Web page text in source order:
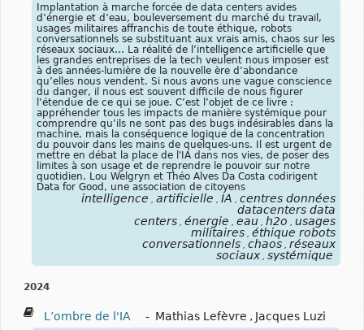
Implantation à marche forcée de data centers avides
d’énergie et d’eau, bouleversement du marché du travail,
usages militaires affranchis de toute éthique, robots
conversationnels se substituant aux vrais amis, chaos sur les
réseaux sociaux… La réalité de l’intelligence artificielle que
les grandes entreprises de la tech veulent nous imposer est
à des années-lumière de la nouvelle ère d’abondance
qu’elles nous vendent. Si nous avons une vague conscience
du danger, il nous est souvent difficile de nous figurer
l’étendue de ce qui se joue. C’est l’objet de ce livre :
appréhender tous les impacts de manière systémique pour
comprendre qu’ils ne sont pas des bugs indésirables dans la
machine, mais la conséquence logique de la concentration
du pouvoir dans les mains de quelques-uns. Il est urgent de
mettre en débat la place de l'IA dans nos vies, de poser des
limites à son usage et de reprendre le pouvoir sur notre
quotidien. Lou Welgryn et Théo Alves Da Costa codirigent
Data for Good, une association de citoyens
intelligence artificielle IA
centres données
datacenters data
centers énergie eau h2o
usages
militaires éthique robots
conversationnels chaos réseaux
sociaux systémique
2024
L’ombre de l'IA - Mathias Lefèvre , Jacques Luzi